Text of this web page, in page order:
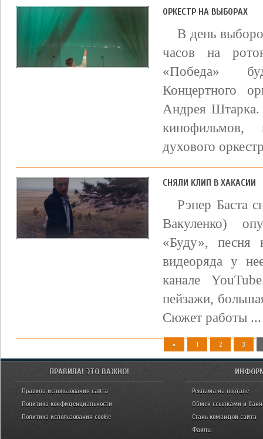
ОРКЕСТР НА ВЫБОРАХ
В день
часов на
«Победа»
Концертного
Андрея Штарка.
кинофильмов,
духового
СНЯЛИ КЛИП В ХАКАСИИ
Рэпер Баста
Вакуленко)
«Буду», песня
видеоряда у
канале
пейзажи,
Сюжет работы ...
« 1 2 3
ПРАВИЛА! ЭТО ВАЖНО!
Правила использования сайта
Политика конфиденциальности
Политика использования cookie
Реклама на портале
Обмен ссылками и
Стань командой сайта
Файлы